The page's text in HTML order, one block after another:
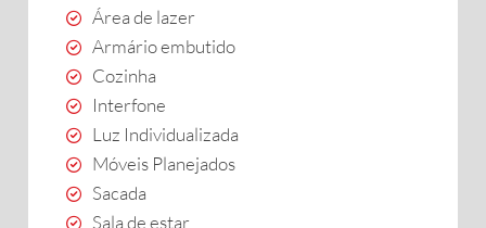
Área de lazer
Armário embutido
Cozinha
Interfone
Luz Individualizada
Móveis Planejados
Sacada
Sala de estar